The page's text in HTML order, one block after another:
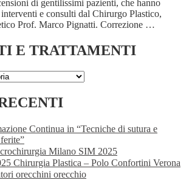
di gentilissimi pazienti, che hanno
e consulti dal Chirurgo Plastico,
Prof. Marco Pignatti. Correzione …
E TRATTAMENTI
Continua in “Tecniche di sutura e
Milano SIM 2025
Chirurgia Plastica – Polo Confortini Verona
orecchini orecchio